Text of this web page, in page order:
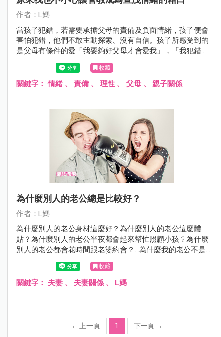
作者：L媽
當孩子犯錯，若需要承擔父母的責備及負面情緒，孩子便會
害怕犯錯，他們不敢主動探索、沒有自信。孩子所感受到的
是父母有條件的愛「我要夠好父母才會愛我」，「我犯錯就
不被愛、接納」，這樣的成長環境好嗎？
收藏
關鍵字：情緒 、 責備 、 理性 、 父母 、 親子關係
為什麼別人的老公總是比較好？
作者：L媽
為什麼別人的老公身材這麼好？為什麼別人的老公這麼體
貼？為什麼別人的老公半夜都會起來幫忙照顧小孩？為什麼
別人的老公都會花時間跟老婆約會？...為什麼我的老公不是
收藏
關鍵字： 夫妻 、 夫妻關係 、 L媽
← 上一頁 1 下一頁 →